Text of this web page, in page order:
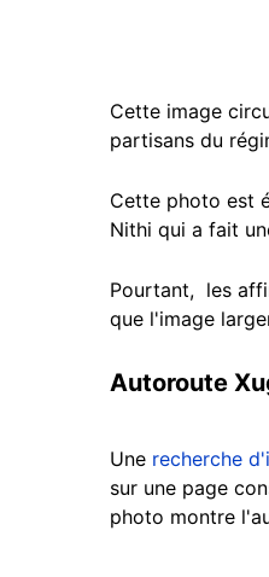
Cette image
partisans du
Cette photo est
Nithi qui a fait
Pourtant, les
que l'image
Autoroute
Une recherche
sur une page
photo montre